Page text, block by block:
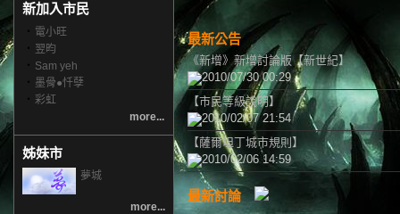
新加入市民
‧ 電小旺
‧ 翌昀
‧ Sam yeh
‧ 墨骨●忏孽
‧ 彩虹
more...
姊妹市
夢城
more...
最新公告
《新增》新增討論版【新世紀】
2010/07/30 00:29
【市民等級說明】
2010/02/07 21:54
【薩爾坦丁城市規則】
2010/02/06 14:59
最新討論